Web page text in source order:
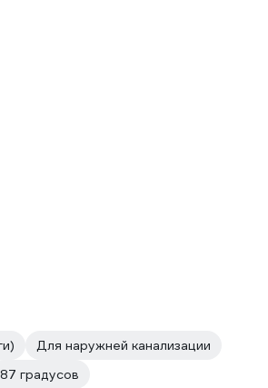
Для наружней канализации
87 градусов